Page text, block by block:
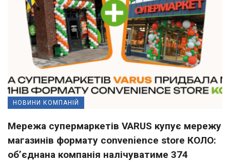
НОВИНИ КОМПАНІЙ
Мережа супермаркетів VARUS купує мережу
магазинів формату convenience store КОЛО:
об’єднана компанія налічуватиме 374